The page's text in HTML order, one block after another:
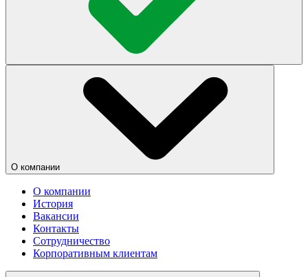
О компании
О компании
История
Вакансии
Контакты
Сотрудничество
Корпоративным клиентам